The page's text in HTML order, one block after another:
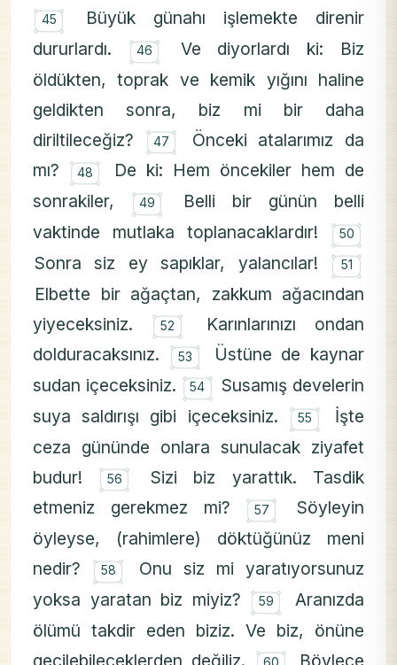
۝
45
Büyük günahı işlemekte direnir
dururlardı. ۝
46
Ve diyorlardı ki: Biz
öldükten, toprak ve kemik yığını haline
geldikten sonra, biz mi bir daha
diriltileceğiz? ۝
47
Önceki atalarımız da
mı? ۝
48
De ki: Hem öncekiler hem de
sonrakiler, ۝
49
Belli bir günün belli
vaktinde mutlaka toplanacaklardır! ۝
50
Sonra siz ey sapıklar, yalancılar! ۝
51
Elbette bir ağaçtan, zakkum ağacından
yiyeceksiniz. ۝
52
Karınlarınızı ondan
dolduracaksınız. ۝
53
Üstüne de kaynar
sudan içeceksiniz. ۝
54
Susamış develerin
suya saldırışı gibi içeceksiniz. ۝
55
İşte
ceza gününde onlara sunulacak ziyafet
budur! ۝
56
Sizi biz yarattık. Tasdik
etmeniz gerekmez mi? ۝
57
Söyleyin
öyleyse, (rahimlere) döktüğünüz meni
nedir? ۝
58
Onu siz mi yaratıyorsunuz
yoksa yaratan biz miyiz? ۝
59
Aranızda
ölümü takdir eden biziz. Ve biz, önüne
geçilebileceklerden değiliz.
60 Böylece